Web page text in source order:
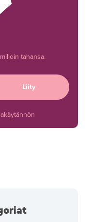
tahansa.